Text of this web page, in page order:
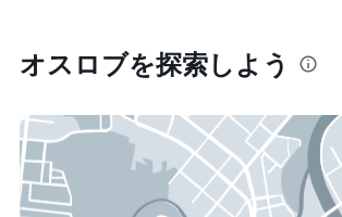
オスロブ​を探索しよう